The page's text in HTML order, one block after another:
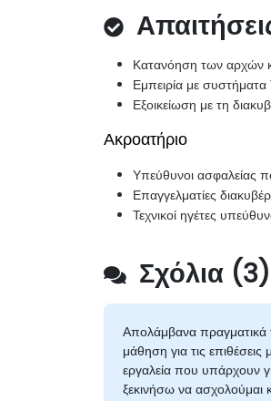
Κατανόηση των αρχών
Εμπειρία με
Εξοικείωση με τη
Ακροατήριο
Υπεύθυνοι ασφαλείας
Επαγγελματίες
Τεχνικοί ηγέτες
Σχόλια (3)
Απολάμβανα πραγματικά
μάθηση για τις επιθέσεις
εργαλεία που υπάρχουν
ξεκινήσω να ασχολούμαι